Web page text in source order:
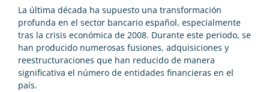
La última década ha supuesto una transformación
profunda en el sector bancario español, especialmente
tras la crisis económica de 2008. Durante este periodo, se
han producido numerosas fusiones, adquisiciones y
reestructuraciones que han reducido de manera
significativa el número de entidades financieras en el
país.